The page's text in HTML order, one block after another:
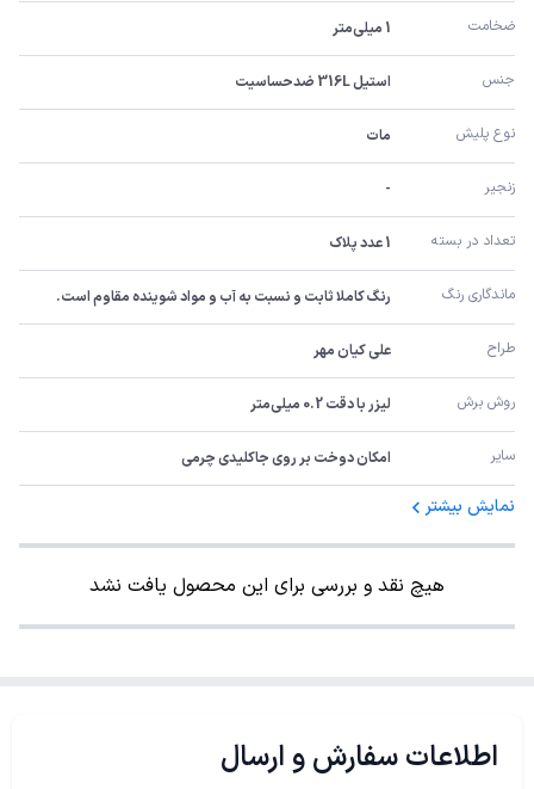
ضخامت 1 میلی‌متر
جنس استیل 316L ضدحساسیت
نوع پلیش مات
زنجیر -
تعداد در بسته 1 عدد پلاک
ماندگاری رنگ رنگ کاملا ثابت و نسبت به آب و مواد شوینده مقاوم است.
طراح علی کیان مهر
روش برش لیزر با دقت 0.2 میلی‌متر
سایر امکان دوخت بر روی جاکلیدی چرمی
نمایش بیشتر
هیچ نقد و بررسی برای این محصول یافت نشد
اطلاعات سفارش و ارسال